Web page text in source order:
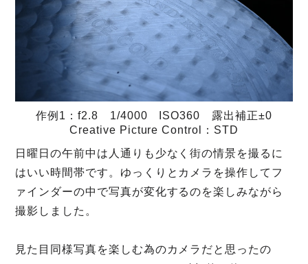
作例1：f2.8 1/4000 ISO360 露出補正±0
Creative Picture Control：STD
日曜日の午前中は人通りも少なく街の情景を撮るに
はいい時間帯です。ゆっくりとカメラを操作してフ
ァインダーの中で写真が変化するのを楽しみながら
撮影しました。
見た目同様写真を楽しむ為のカメラだと思ったの